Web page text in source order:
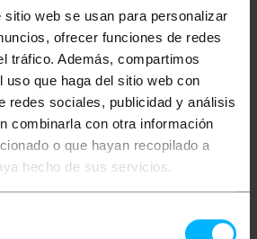
web se usan para personalizar
ofrecer funciones de redes
tráfico. Además, compartimos
uso que haga del sitio web con
redes sociales, publicidad y análisis
combinarla con otra información
o que hayan recopilado a
hecho de sus servicios.
Zgodna z systemami
idealna do laptopów,
urządzeń bez wbudowanej karty
2.0 typu A męski na RJ45 żeński
100 Mb/s).
W większości systemów nie są
żadne dodatkowe sterowniki.
Windows i macOS.